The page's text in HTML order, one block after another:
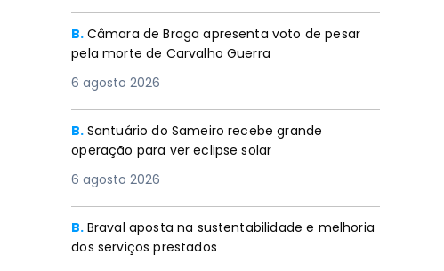
B.Santuário do Sameiro recebe grande
para “concerto afetivo”